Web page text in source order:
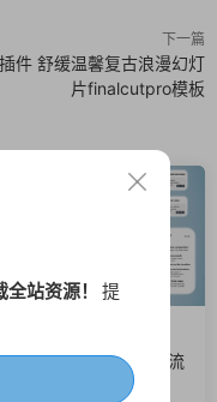
下一篇
件 舒缓温馨复古浪漫幻灯
片finalcutpro模板
件 6组互联网Ui动效流
口组件界面
站资源！ 提